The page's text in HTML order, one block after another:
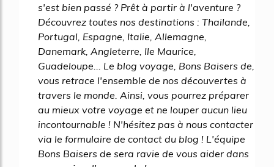
s'est bien passé ? Prêt à partir à l'aventure ?
Découvrez toutes nos destinations : Thailande,
Portugal, Espagne, Italie, Allemagne,
Danemark, Angleterre, Ile Maurice,
Guadeloupe... Le blog voyage, Bons Baisers de,
vous retrace l'ensemble de nos découvertes à
travers le monde. Ainsi, vous pourrez préparer
au mieux votre voyage et ne louper aucun lieu
incontournable ! N'hésitez pas à nous contacter
via le formulaire de contact du blog ! L'équipe
Bons Baisers de sera ravie de vous aider dans